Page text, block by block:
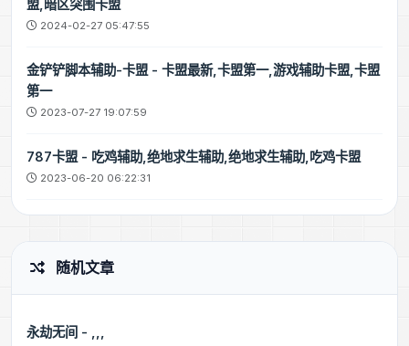
盟,暗区突围卡盟
2024-02-27 05:47:55
金铲铲脚本辅助-卡盟 - 卡盟最新,卡盟第一,游戏辅助卡盟,卡盟
第一
2023-07-27 19:07:59
787卡盟 - 吃鸡辅助,绝地求生辅助,绝地求生辅助,吃鸡卡盟
2023-06-20 06:22:31
随机文章
永劫无间 - ,,,